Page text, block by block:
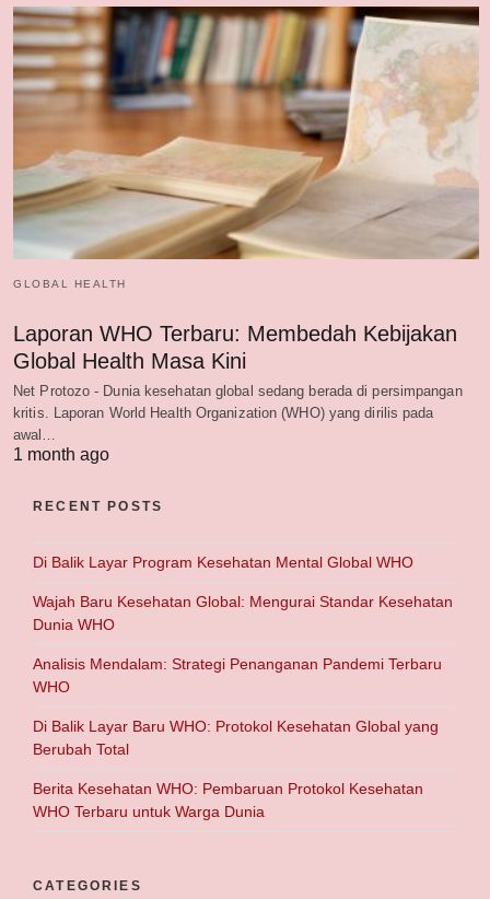
GLOBAL HEALTH
Laporan WHO Terbaru: Membedah Kebijakan
Global Health Masa Kini
Net Protozo - Dunia kesehatan global sedang berada di persimpangan
kritis. Laporan World Health Organization (WHO) yang dirilis pada
awal…
1 month ago
RECENT POSTS
Di Balik Layar Program Kesehatan Mental Global WHO
Wajah Baru Kesehatan Global: Mengurai Standar Kesehatan
Dunia WHO
Analisis Mendalam: Strategi Penanganan Pandemi Terbaru
WHO
Di Balik Layar Baru WHO: Protokol Kesehatan Global yang
Berubah Total
Berita Kesehatan WHO: Pembaruan Protokol Kesehatan
WHO Terbaru untuk Warga Dunia
CATEGORIES